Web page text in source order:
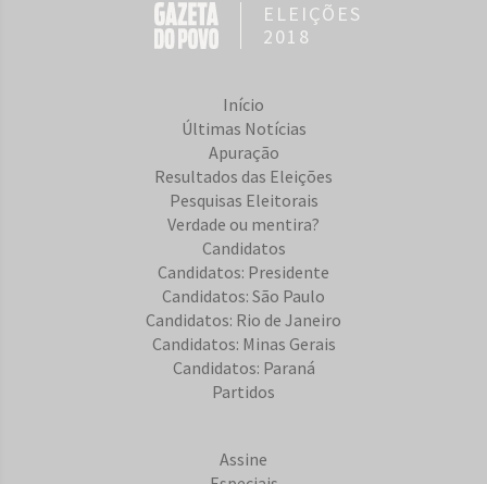
ELEIÇÕES
2018
Início
Últimas Notícias
Apuração
Resultados das Eleições
Pesquisas Eleitorais
Verdade ou mentira?
Candidatos
Candidatos: Presidente
Candidatos: São Paulo
Candidatos: Rio de Janeiro
Candidatos: Minas Gerais
Candidatos: Paraná
Partidos
Assine